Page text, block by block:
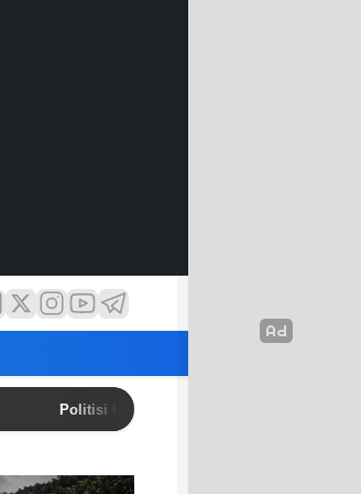
Politisi Golkar: Aceh Harus Perkuat Perlindungan